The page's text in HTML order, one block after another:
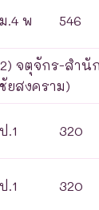
ม.4 พ 546
จตุจักร-สำ
สงคราม)
ป.1 320
ป.1 320